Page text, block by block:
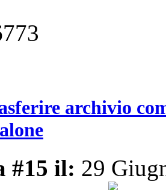
archivio
#15 il: 29